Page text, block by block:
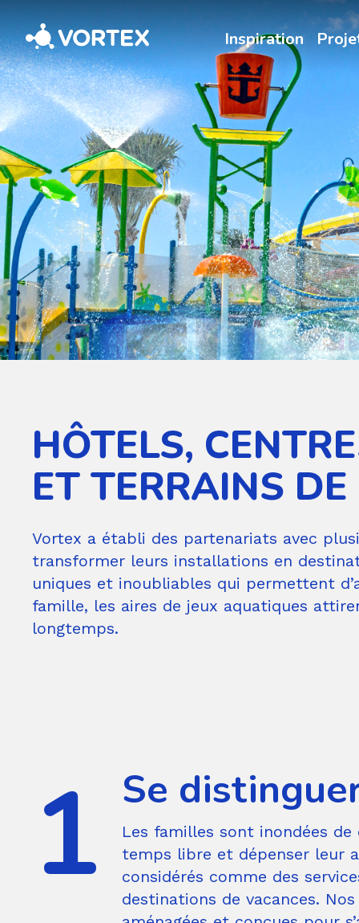
Vortex Inspiration
HÔTELS,
ET TERRAINS
Vortex a établi des partenariats avec
transformer leurs installations en
uniques et inoubliables qui permettent
famille, les aires de jeux aquatiques
longtemps.
Se
Les familles sont inondées
temps libre et dépenser leur
considérés comme des
destinations de vacances.